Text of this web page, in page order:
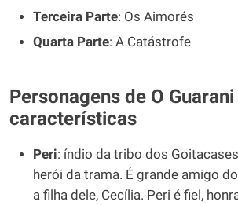
Terceira Parte: Os Aimorés
Quarta Parte: A Catástrofe
Personagens de O
características
Peri: índio da tribo dos
herói da trama. É grande amigo
a filha dele, Cecília. Peri é fiel,